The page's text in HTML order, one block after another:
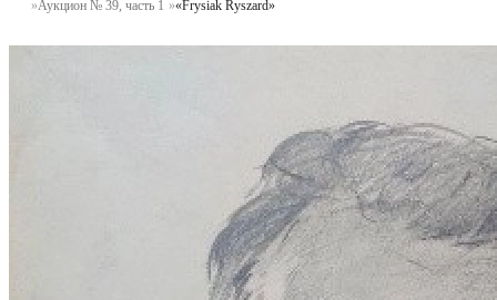
Аукцион № 39, часть 1 «Frysiak Ryszard»